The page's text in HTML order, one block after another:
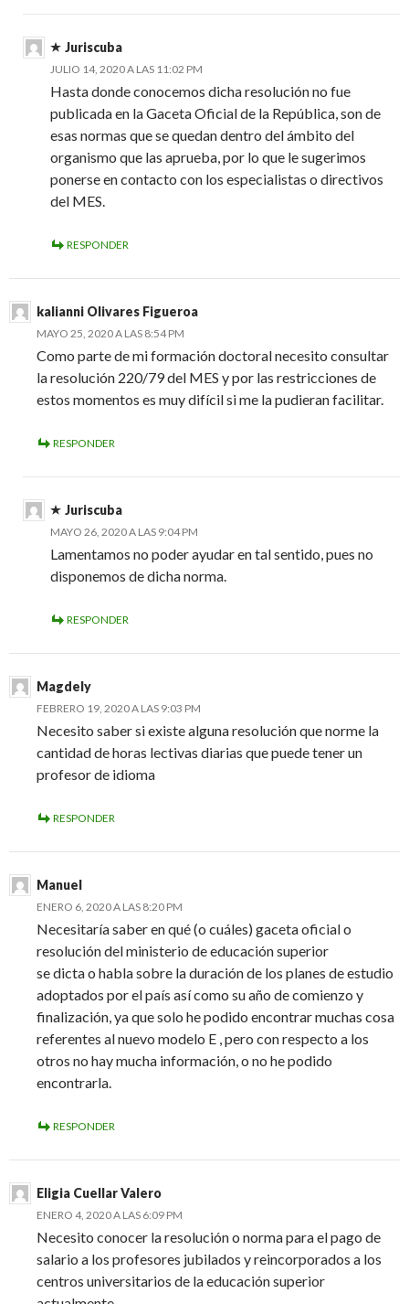
Juriscuba
JULIO 14, 2020 A LAS 11:02 PM
Hasta donde conocemos dicha resolución no fue
publicada en la Gaceta Oficial de la República, son de
esas normas que se quedan dentro del ámbito del
organismo que las aprueba, por lo que le sugerimos
ponerse en contacto con los especialistas o directivos
del MES.
RESPONDER
kalianni Olivares Figueroa
MAYO 25, 2020 A LAS 8:54 PM
Como parte de mi formación doctoral necesito consultar
la resolución 220/79 del MES y por las restricciones de
estos momentos es muy difícil si me la pudieran facilitar.
RESPONDER
Juriscuba
MAYO 26, 2020 A LAS 9:04 PM
Lamentamos no poder ayudar en tal sentido, pues no
disponemos de dicha norma.
RESPONDER
Magdely
FEBRERO 19, 2020 A LAS 9:03 PM
Necesito saber si existe alguna resolución que norme la
cantidad de horas lectivas diarias que puede tener un
profesor de idioma
RESPONDER
Manuel
ENERO 6, 2020 A LAS 8:20 PM
Necesitaría saber en qué (o cuáles) gaceta oficial o
resolución del ministerio de educación superior
se dicta o habla sobre la duración de los planes de estudio
adoptados por el país así como su año de comienzo y
finalización, ya que solo he podido encontrar muchas cosa
referentes al nuevo modelo E , pero con respecto a los
otros no hay mucha información, o no he podido
encontrarla.
RESPONDER
Eligia Cuellar Valero
ENERO 4, 2020 A LAS 6:09 PM
Necesito conocer la resolución o norma para el pago de
salario a los profesores jubilados y reincorporados a los
centros universitarios de la educación superior